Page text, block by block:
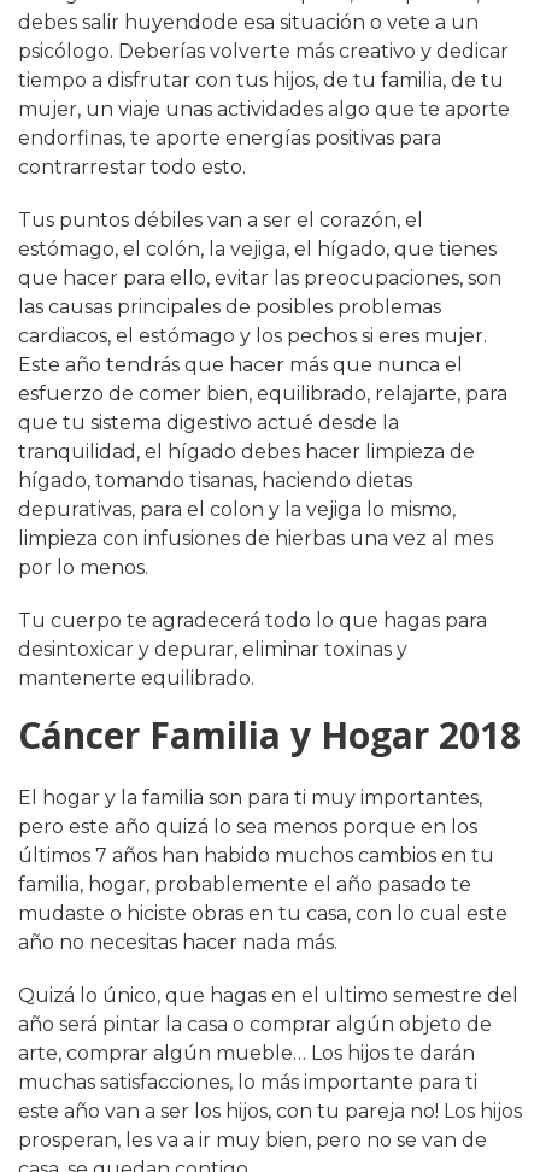
debes salir huyendode esa situación o vete a un
psicólogo. Deberías volverte más creativo y dedicar
tiempo a disfrutar con tus hijos, de tu familia, de tu
mujer, un viaje unas actividades algo que te aporte
endorfinas, te aporte energías positivas para
contrarrestar todo esto.
Tus puntos débiles van a ser el corazón, el
estómago, el colón, la vejiga, el hígado, que tienes
que hacer para ello, evitar las preocupaciones, son
las causas principales de posibles problemas
cardiacos, el estómago y los pechos si eres mujer.
Este año tendrás que hacer más que nunca el
esfuerzo de comer bien, equilibrado, relajarte, para
que tu sistema digestivo actué desde la
tranquilidad, el hígado debes hacer limpieza de
hígado, tomando tisanas, haciendo dietas
depurativas, para el colon y la vejiga lo mismo,
limpieza con infusiones de hierbas una vez al mes
por lo menos.
Tu cuerpo te agradecerá todo lo que hagas para
desintoxicar y depurar, eliminar toxinas y
mantenerte equilibrado.
Cáncer Familia y Hogar 2018
El hogar y la familia son para ti muy importantes,
pero este año quizá lo sea menos porque en los
últimos 7 años han habido muchos cambios en tu
familia, hogar, probablemente el año pasado te
mudaste o hiciste obras en tu casa, con lo cual este
año no necesitas hacer nada más.
Quizá lo único, que hagas en el ultimo semestre del
año será pintar la casa o comprar algún objeto de
arte, comprar algún mueble… Los hijos te darán
muchas satisfacciones, lo más importante para ti
este año van a ser los hijos, con tu pareja no! Los hijos
prosperan, les va a ir muy bien, pero no se van de